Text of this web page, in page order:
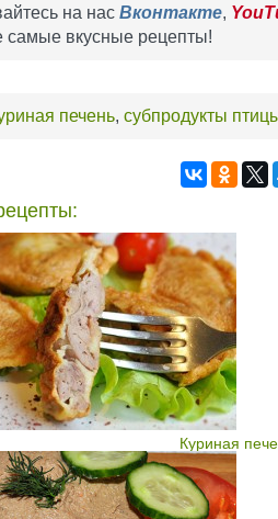
на нас Вконтакте,
самые вкусные рецепты!
печень, субпродукты
Куриная